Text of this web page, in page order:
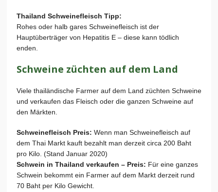
Thailand Schweinefleisch Tipp:
Rohes oder halb gares Schweinefleisch ist der
Hauptüberträger von Hepatitis E – diese kann tödlich
enden.
Schweine züchten auf dem Land
Viele thailändische Farmer auf dem Land züchten Schweine
und verkaufen das Fleisch oder die ganzen Schweine auf
den Märkten.
Schweinefleisch Preis: Wenn man Schweinefleisch auf
dem Thai Markt kauft bezahlt man derzeit circa 200 Baht
pro Kilo. (Stand Januar 2020)
Schwein in Thailand verkaufen – Preis: Für eine ganzes
Schwein bekommt ein Farmer auf dem Markt derzeit rund
70 Baht per Kilo Gewicht.